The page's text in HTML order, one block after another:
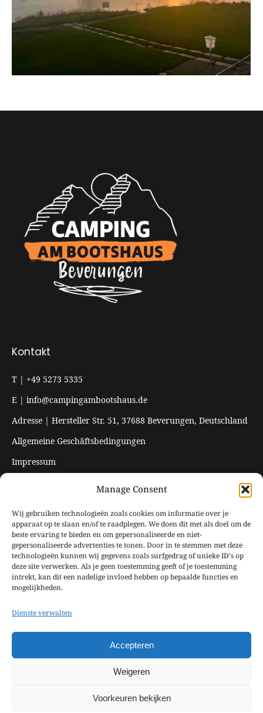
Manage Consent
Wij gebruiken technologieën zoals cookies om informatie over je
apparaat op te slaan en/of te raadplegen. We doen dit met als doel om de
beste ervaring te bieden en om gepersonaliseerde en niet-
gepersonaliseerde advertenties te tonen. Door in te stemmen met deze
technologieën kunnen wij gegevens zoals surfgedrag of unieke ID's op
deze site verwerken. Als je geen toestemming geeft of je toestemming
intrekt, kan dit een nadelige invloed hebben op bepaalde functies en
mogelijkheden.
Dienste verwalten
Accepteren
Weigeren
Voorkeuren bekijken
Kontakt
T | +49 5273 5335
E | info@campingambootshaus.de
Adresse | Hersteller Str. 51, 37688 Beverungen, Deutschland
Allgemeine Geschäftsbedingungen
Impressum
Öffnungszeiten
Geschlossen vom 20. Oktober 2025 bis zum 31. März 2026.